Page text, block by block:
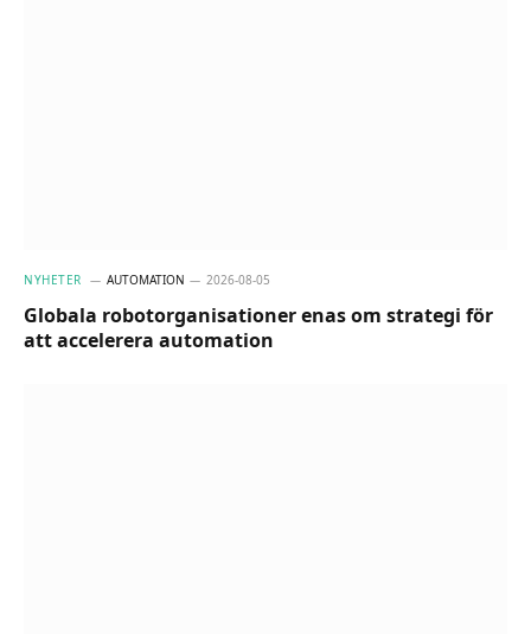
NYHETER AUTOMATION 2026-08-05
Globala robotorganisationer enas om strategi för
att accelerera automation